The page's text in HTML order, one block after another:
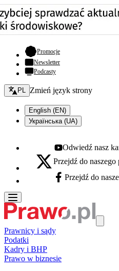
Promocje- otwiera się w nowej
Newsletter
Podcasty
Zmień język - bieżący:
PL Zmień język strony
English (EN)
Українська (UA)
Youtube - otwiera się w
Odwiedź nasz
X - otwiera się w nowej karcie
Przejdź do
Facebook - otwiera się w
Przejdź do
Prawnicy i sądy
Podatki
Kadry i BHP
Prawo w biznesie